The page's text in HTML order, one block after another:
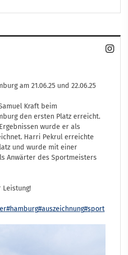
am 21.06.25 und 22.06.25
Kraft beim
den ersten Platz erreicht.
wurde er als
Harri Pekrul erreichte
und wurde mit einer
Anwärter des Sportmeisters
#hamburg#auszeichnung#sport